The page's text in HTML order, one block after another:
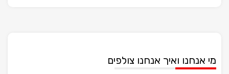
מי אנחנו ואיך אנחנו צולפים